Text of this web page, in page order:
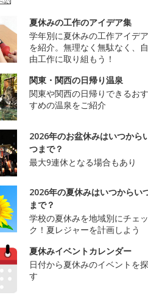
夏休みの工作のアイデア集
学年別に夏休みの工作アイデア
を紹介。無理なく無駄なく、自
由工作に取り組もう！
関東・関西の日帰り温泉
関東や関西の日帰りできるおす
すめの温泉をご紹介
2026年のお盆休みはいつから
つまで？
最大9連休となる場合もあり
2026年の夏休みはいつからい
まで？
学校の夏休みを地域別にチェッ
ク！夏レジャーを計画しよう
夏休みイベントカレンダー
日付から夏休みのイベントを探
す